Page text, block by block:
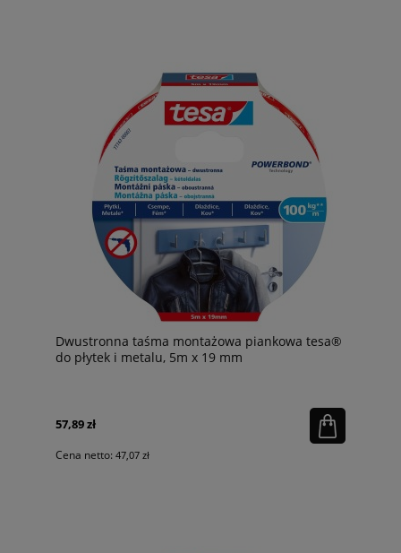
Dwustronna taśma montażowa piankowa tesa®
do płytek i metalu, 5m x 19 mm
57,89 zł
Cena netto: 47,07 zł